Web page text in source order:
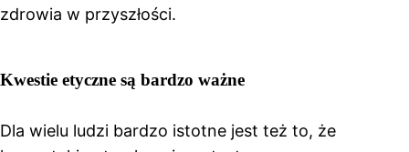
zdrowia w przyszłości.
Kwestie etyczne są bardzo ważne
Dla wielu ludzi bardzo istotne jest też to, że